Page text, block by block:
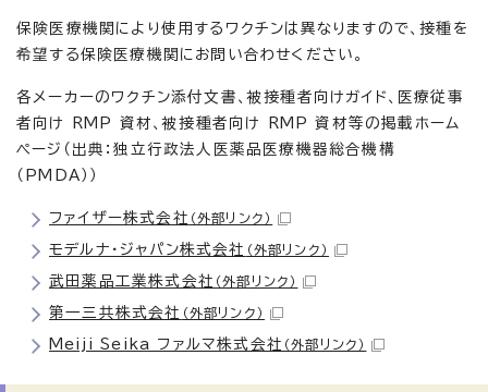
保険医療機関により使用するワクチンは異なりますので、接種を
希望する保険医療機関にお問い合わせください。
各メーカーのワクチン添付文書、被接種者向けガイド、医療従事
者向け RMP 資材、被接種者向け RMP 資材等の掲載ホーム
ページ（出典：独立行政法人医薬品医療機器総合機構
（PMDA））
ファイザー株式会社 （外部リンク）
モデルナ・ジャパン株式会社 （外部リンク）
武田薬品工業株式会社 （外部リンク）
第一三共株式会社 （外部リンク）
Meiji Seika ファルマ株式会社 （外部リンク）